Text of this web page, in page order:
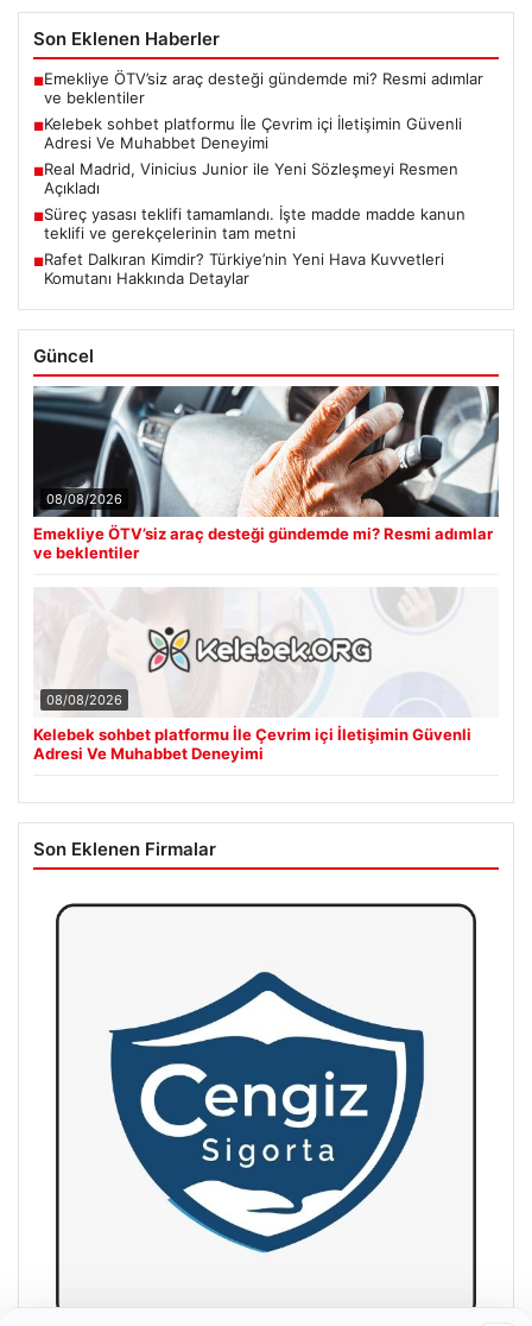
Son Eklenen Haberler
■Emekliye ÖTV’siz araç desteği gündemde mi? Resmi adımlar
ve beklentiler
■Kelebek sohbet platformu İle Çevrim içi İletişimin Güvenli
Adresi Ve Muhabbet Deneyimi
■Real Madrid, Vinicius Junior ile Yeni Sözleşmeyi Resmen
Açıkladı
■Süreç yasası teklifi tamamlandı. İşte madde madde kanun
teklifi ve gerekçelerinin tam metni
■Rafet Dalkıran Kimdir? Türkiye’nin Yeni Hava Kuvvetleri
Komutanı Hakkında Detaylar
Güncel
08/08/2026
Emekliye ÖTV’siz araç desteği gündemde mi? Resmi adımlar
ve beklentiler
08/08/2026
Kelebek sohbet platformu İle Çevrim içi İletişimin Güvenli
Adresi Ve Muhabbet Deneyimi
Son Eklenen Firmalar